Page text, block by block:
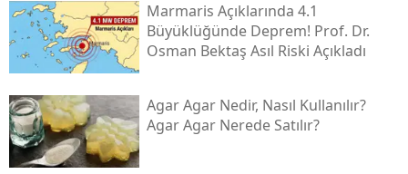
Marmaris Açıklarında 4.1
Büyüklüğünde Deprem! Prof. Dr.
Osman Bektaş Asıl Riski Açıkladı
Agar Agar Nedir, Nasıl Kullanılır?
Agar Agar Nerede Satılır?